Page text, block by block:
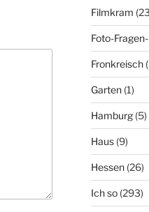
Filmkram
Foto-
Fronkreisch
Garten(1)
Hamburg(5)
Haus(9)
Hessen(26)
Ich so(293)